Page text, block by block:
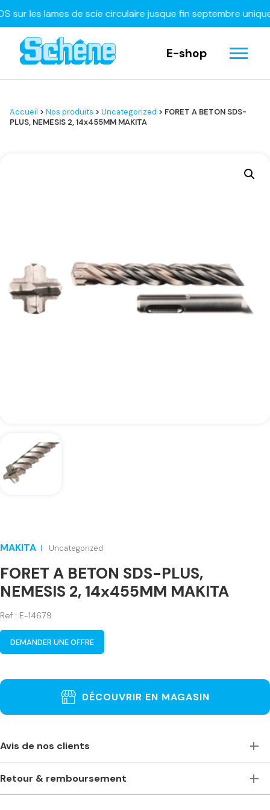
les lames de scie circulaire jusque fin septembre
E-shop
Accueil > Nos produits > Uncategorized > FORET A BETON SDS-
PLUS, NEMESIS 2, 14x455MM MAKITA
MAKITA Uncategorized
FORET A BETON SDS-PLUS,
NEMESIS 2, 14x455MM MAKITA
Ref : E-14679
DEMANDER UNE OFFRE
DÉCOUVRIR EN MAGASIN
Avis de nos clients
recommande vivement ce magasin pour ceux qui ont
Retour & remboursement